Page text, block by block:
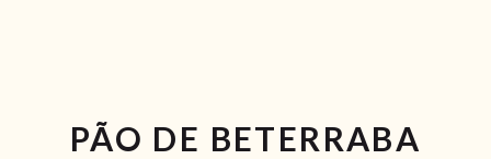
PÃO DE BETERRABA